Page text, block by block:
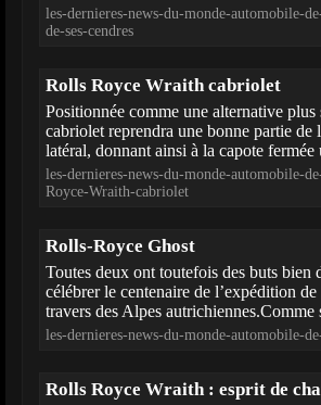
les-dernieres-news-du-monde-automobile-
de-ses-cendres
Rolls Royce Wraith cabriolet
Positionnée comme une alternative
cabriolet reprendra une bonne partie
latéral, donnant ainsi à la capote
les-dernieres-news-du-monde-automobile-
Royce-Wraith-cabriolet
Rolls-Royce Ghost
Toutes deux ont toutefois des buts
célébrer le centenaire de l’expédition
travers des Alpes
les-dernieres-news-du-monde-automobile-
Rolls Royce Wraith : esprit de